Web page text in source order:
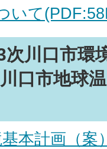
いて
川口市環
口市地球
基本計画（